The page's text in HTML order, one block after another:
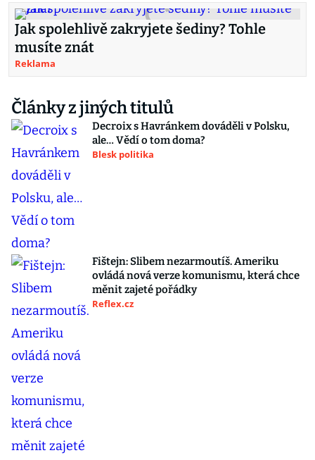
Jak spolehlivě zakryjete šediny? Tohle
musíte znát
Reklama
Články z jiných titulů
Decroix s Havránkem dováděli v Polsku,
ale… Vědí o tom doma?
Blesk politika
Fištejn: Slibem nezarmoutíš. Ameriku
ovládá nová verze komunismu, která chce
měnit zajeté pořádky
Reflex.cz